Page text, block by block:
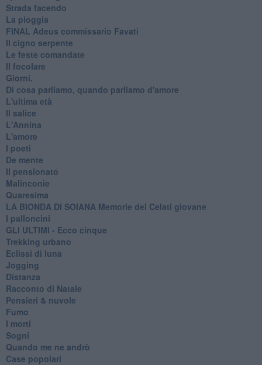
Strada facendo
La pioggia
FINAL Adeus commissario Favati
Il cigno serpente
Le feste comandate
Il focolare
Giorni.
Di cosa parliamo, quando parliamo d'amore
L'ultima età
Il salice
L'Annina
L'amore
I poeti
De mente
Il pensionato
Malinconie
Quaresima
LA BIONDA DI SOIANA Memorie del Celati giovane
I palloncini
GLI ULTIMI - Ecco cinque
Trekking urbano
Eclissi di luna
Jogging
Distanza
Racconto di Natale
Pensieri & nuvole
Fumo
I morti
Sogni
Quando me ne andrò
Case popolari